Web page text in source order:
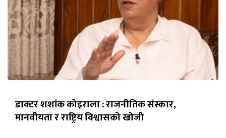
डाक्टर शशांक कोइराला : राजनीतिक संस्कार,
मानवीयता र राष्ट्रिय विश्वासको खोजी